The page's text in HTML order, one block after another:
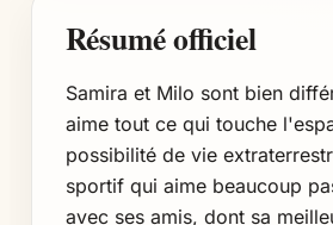
Résumé officiel
Samira et Milo sont bien
aime tout ce qui touche
possibilité de vie
sportif qui aime beaucoup
avec ses amis, dont sa